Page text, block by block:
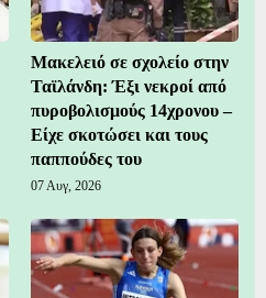
Μακελειό σε σχολείο στην
Ταϊλάνδη: Έξι νεκροί από
πυροβολισμούς 14χρονου –
Είχε σκοτώσει και τους
παππούδες του
07 Αυγ, 2026